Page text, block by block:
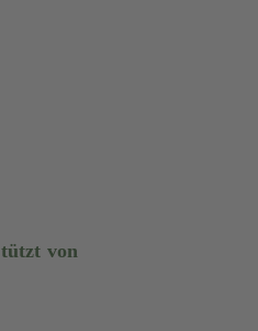
von